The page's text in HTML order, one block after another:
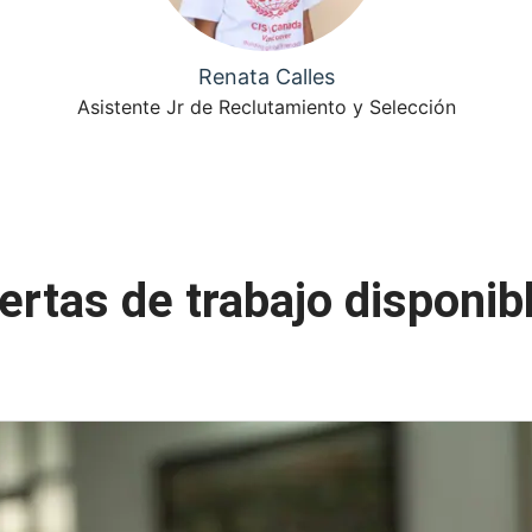
Renata Calles
Asistente Jr de Reclutamiento y Selección
de trabajo